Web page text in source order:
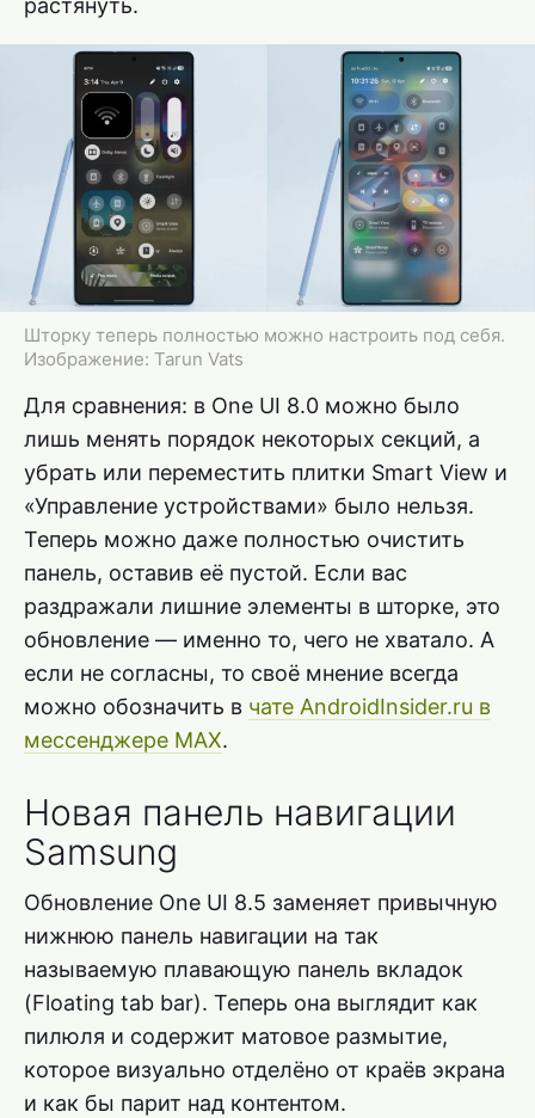
растянуть.
Шторку теперь полностью можно настроить под себя.
Изображение: Tarun Vats
Для сравнения: в One UI 8.0 можно было
лишь менять порядок некоторых секций, а
убрать или переместить плитки Smart View и
«Управление устройствами» было нельзя.
Теперь можно даже полностью очистить
панель, оставив её пустой. Если вас
раздражали лишние элементы в шторке, это
обновление — именно то, чего не хватало. А
если не согласны, то своё мнение всегда
можно обозначить в чате AndroidInsider.ru в
мессенджере MAX.
Новая панель навигации
Samsung
Обновление One UI 8.5 заменяет привычную
нижнюю панель навигации на так
называемую плавающую панель вкладок
(Floating tab bar). Теперь она выглядит как
пилюля и содержит матовое размытие,
которое визуально отделёно от краёв экрана
и как бы парит над контентом.